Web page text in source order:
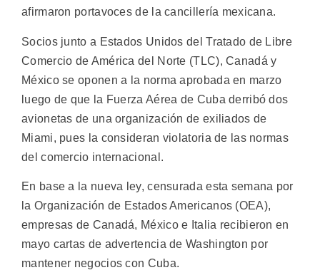
afirmaron portavoces de la cancillería mexicana.
Socios junto a Estados Unidos del Tratado de Libre
Comercio de América del Norte (TLC), Canadá y
México se oponen a la norma aprobada en marzo
luego de que la Fuerza Aérea de Cuba derribó dos
avionetas de una organización de exiliados de
Miami, pues la consideran violatoria de las normas
del comercio internacional.
En base a la nueva ley, censurada esta semana por
la Organización de Estados Americanos (OEA),
empresas de Canadá, México e Italia recibieron en
mayo cartas de advertencia de Washington por
mantener negocios con Cuba.